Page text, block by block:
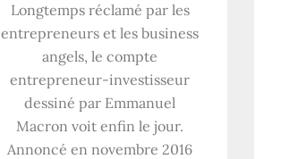
Longtemps réclamé par les
entrepreneurs et les business
angels, le compte
entrepreneur-investisseur
dessiné par Emmanuel
Macron voit enfin le jour.
Annoncé en novembre 2016